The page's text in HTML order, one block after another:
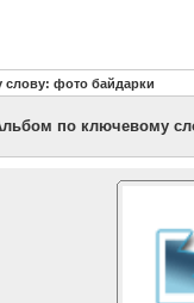
фото байдарки
по ключевому